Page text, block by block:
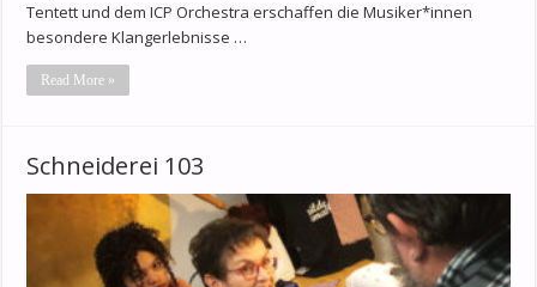
Tentett und dem ICP Orchestra erschaffen die Musiker*innen
besondere Klangerlebnisse …
Read More »
Schneiderei 103